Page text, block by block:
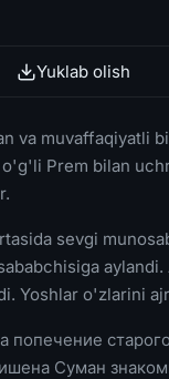
Yuklab olish
va muvaffaqiyatli
Prem bilan
sevgi
aylandi.
Yoshlar o'zlarini
попечение
Суман